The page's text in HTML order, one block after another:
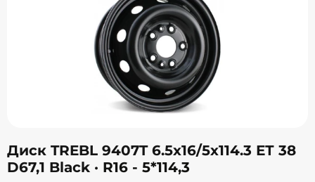
Диск TREBL 9407T 6.5х16/5х114.3 ЕТ 38
D67,1 Black · R16 - 5*114,3